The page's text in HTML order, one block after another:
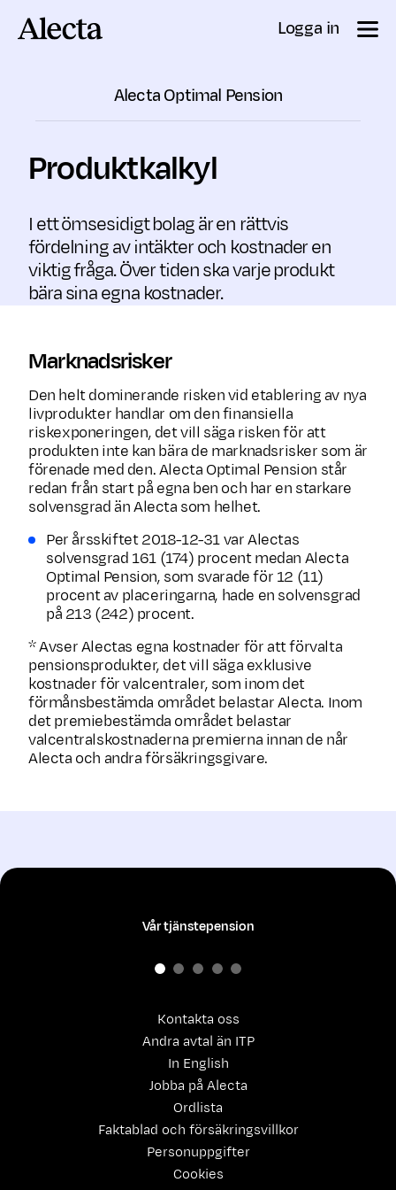
Logga in
Alecta Optimal Pension
Produktkalkyl
I ett ömsesidigt bolag är en rättvis
fördelning av intäkter och kostnader en
viktig fråga. Över tiden ska varje produkt
bära sina egna kostnader.
Marknadsrisker
Den helt dominerande risken vid etablering av nya
livprodukter handlar om den finansiella
riskexponeringen, det vill säga risken för att
produkten inte kan bära de marknadsrisker som är
förenade med den. Alecta Optimal Pension står
redan från start på egna ben och har en starkare
solvensgrad än Alecta som helhet.
Per årsskiftet 2018-12-31 var Alectas
solvensgrad 161 (174) procent medan Alecta
Optimal Pension, som svarade för 12 (11)
procent av placeringarna, hade en solvensgrad
på 213 (242) procent.
* Avser Alectas egna kostnader för att förvalta
pensionsprodukter, det vill säga exklusive
kostnader för valcentraler, som inom det
förmånsbestämda området belastar Alecta. Inom
det premiebestämda området belastar
valcentralskostnaderna premierna innan de når
Alecta och andra försäkringsgivare.
Kontakta oss
Andra avtal än ITP
In English
Jobba på Alecta
Ordlista
Faktablad och försäkringsvillkor
Personuppgifter
Cookies
Vår tjänstepension